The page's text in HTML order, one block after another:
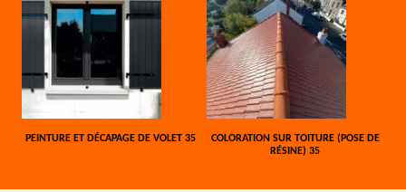
PEINTURE ET DÉCAPAGE DE VOLET 35
COLORATION SUR TOITURE (POSE DE
RÉSINE) 35